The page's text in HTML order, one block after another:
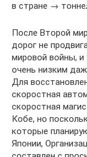
в стране →
После Второй
дорог не
мировой войны,
очень низким
Для
скоростная
скоростная
Кобе, но
которые
Японии,